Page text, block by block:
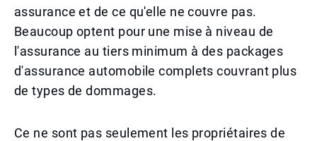
assurance et de ce qu'elle ne couvre pas.
Beaucoup optent pour une mise à niveau de
l'assurance au tiers minimum à des packages
d'assurance automobile complets couvrant plus
de types de dommages.
Ce ne sont pas seulement les propriétaires de